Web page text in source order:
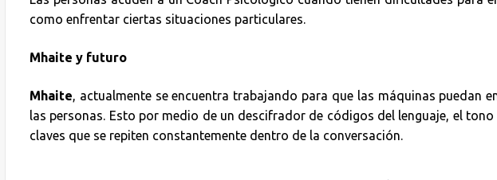
como enfrentar ciertas situaciones particulares.
Mhaite y futuro
Mhaite, actualmente se encuentra trabajando para que las máquinas puedan
las personas. Esto por medio de un descifrador de códigos del lenguaje, el
claves que se repiten constantemente dentro de la conversación.